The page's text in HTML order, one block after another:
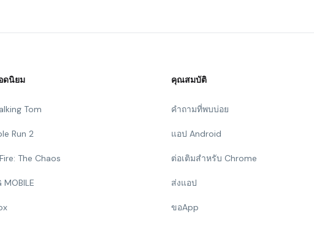
ดนิยม
Tom
Run 2
The Chaos
MOBILE
คุณสมบัติ
คำถามที่พบบ่อย
แอป Android
ต่อเติมสำหรับ Chrome
ส่งแอป
ขอApp